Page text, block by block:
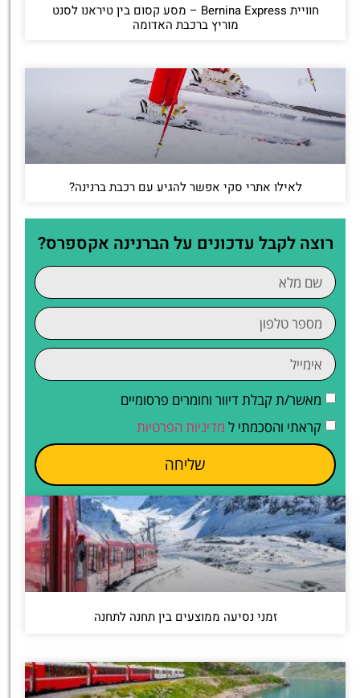
חוויית Bernina Express – מסע קסום בין טיראנו לסנט
מוריץ ברכבת האדומה
לאילו אתרי סקי אפשר להגיע עם רכבת ברנינה?
רוצה לקבל עדכונים על הברנינה אקספרס?
מאשר/ת קבלת דיוור וחומרים פרסומיים
קראתי והסכמתי ל מדיניות הפרטיות
שליחה
זמני נסיעה ממוצעים בין תחנה לתחנה